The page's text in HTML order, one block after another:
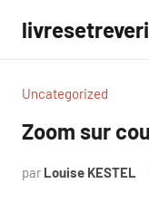
contenu
Uncategorized
Zoom sur
par Louise KESTEL